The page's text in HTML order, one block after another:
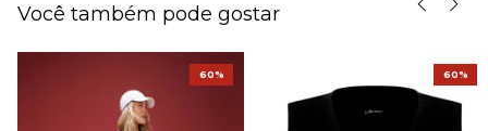
Você também pode gostar
60% 60%